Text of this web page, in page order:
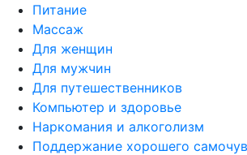
Питание
Массаж
Для женщин
Для мужчин
Для путешественников
Компьютер и здоровье
Наркомания и алкоголизм
Поддержание хорошего